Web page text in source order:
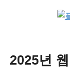
2025년